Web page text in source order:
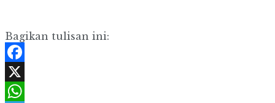
Bagikan tulisan ini:
Facebook
X